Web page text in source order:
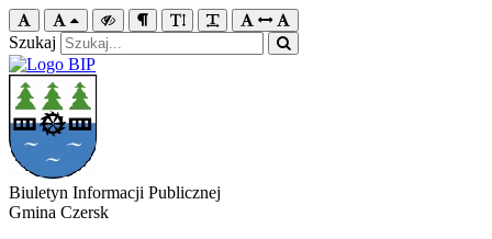
Szukaj
Biuletyn Informacji Publicznej
Gmina Czersk